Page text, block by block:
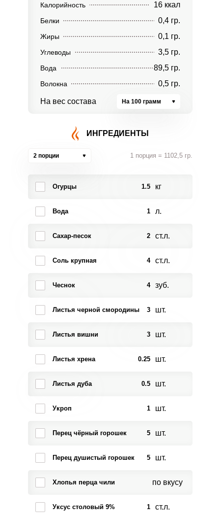
Калорийность 16 ккал
Белки 0,4 гр.
Жиры 0,1 гр.
Углеводы 3,5 гр.
Вода 89,5 гр.
Волокна 0,5 гр.
На вес состава На 100 грамм
ИНГРЕДИЕНТЫ
2 порции 1 порция = 1102,5 гр.
Огурцы 1.5 кг
Вода 1 л.
Сахар-песок 2 ст.л.
Соль крупная 4 ст.л.
Чеснок 4 зуб.
Листья черной смородины 3 шт.
Листья вишни 3 шт.
Листья хрена 0.25 шт.
Листья дуба 0.5 шт.
Укроп 1 шт.
Перец чёрный горошек 5 шт.
Перец душистый горошек 5 шт.
Хлопья перца чили по вкусу
Уксус столовый 9% 1 ст.л.